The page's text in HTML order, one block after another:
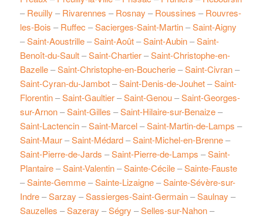
–Reuilly –Rivarennes –Rosnay –Roussines –Rouvres-
les-Bois –Ruffec –Sacierges-Saint-Martin–Saint-Aigny
–Saint-Aoustrille–Saint-Août–Saint-Aubin–Saint-
Benoît-du-Sault–Saint-Chartier–Saint-Christophe-en-
Bazelle–Saint-Christophe-en-Boucherie–Saint-Civran–
Saint-Cyran-du-Jambot–Saint-Denis-de-Jouhet–Saint-
Florentin–Saint-Gaultier–Saint-Genou–Saint-Georges-
sur-Arnon–Saint-Gilles –Saint-Hilaire-sur-Benaize–
Saint-Lactencin–Saint-Marcel–Saint-Martin-de-Lamps –
Saint-Maur–Saint-Médard–Saint-Michel-en-Brenne–
Saint-Pierre-de-Jards –Saint-Pierre-de-Lamps –Saint-
Plantaire–Saint-Valentin–Sainte-Cécile–Sainte-Fauste
–Sainte-Gemme–Sainte-Lizaigne–Sainte-Sévère-sur-
Indre–Sarzay –Sassierges-Saint-Germain–Saulnay –
Sauzelles –Sazeray –Ségry –Selles-sur-Nahon–